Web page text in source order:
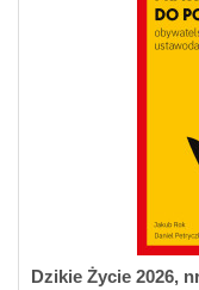
Dzikie Życie 2026,